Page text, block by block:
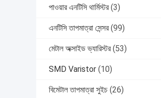
পাওয়ার এনটিসি থার্মিস্টর (3)
এনটিসি তাপমাত্রা সেন্সর (99)
মেটাল অক্সাইড ভ্যারিস্টর (53)
SMD Varistor (10)
বিমেটাল তাপমাত্রা সুইচ (26)